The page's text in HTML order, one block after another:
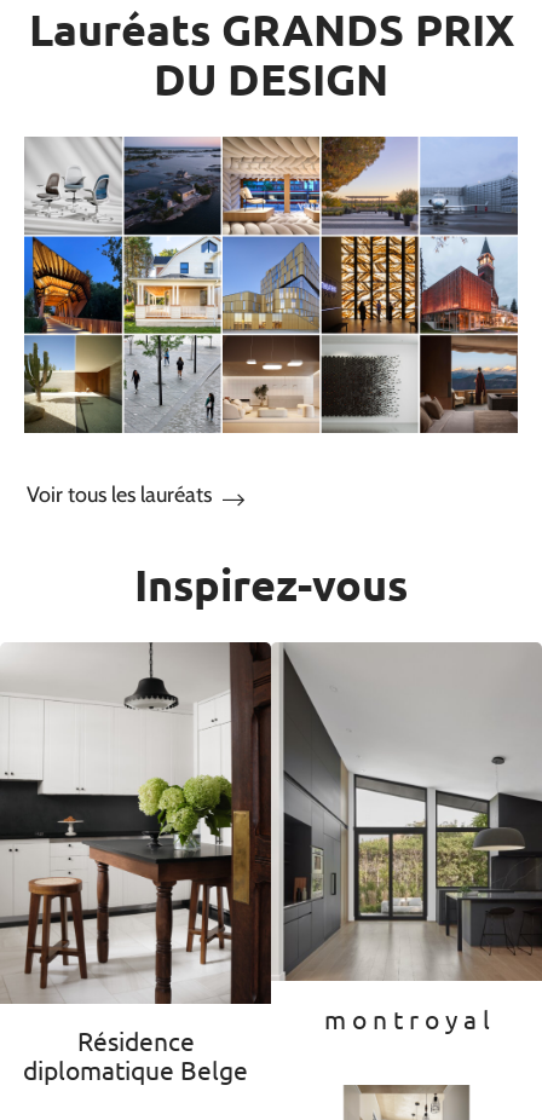
Lauréats GRANDS PRIX
DU DESIGN
Voir tous les lauréats
Inspirez-vous
Résidence
diplomatique Belge
m o n t r o y a l